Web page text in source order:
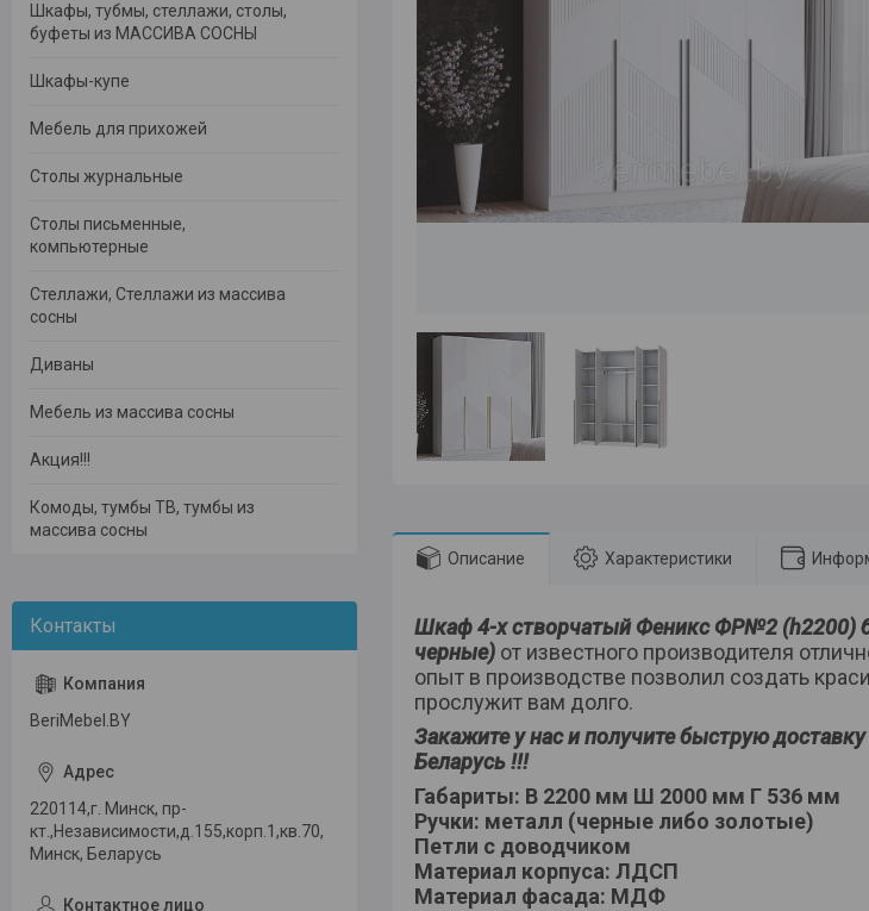
Описание Характеристики
Шкаф 4-x cтворчатый Феникс ФР№2 (h2200)
черные) от известного производителя
опыт в производстве позволил создать
прослужит вам долго.
Закажите у нас и получите быструю
Беларусь !!!
Габариты: В 2200 мм Ш 2000 мм Г 536 мм
Ручки: металл (черные либо золотые)
Петли с доводчиком
Материал корпуса: ЛДСП
Материал фасада: МДФ
Шкафы, тубмы, стеллажи, столы,
буфеты из МАССИВА СОСНЫ
Шкафы-купе
Мебель для прихожей
Столы журнальные
Столы письменные,
компьютерные
Стеллажи, Стеллажи из массива
сосны
Диваны
Мебель из массива сосны
Акция!!!
Комоды, тумбы ТВ, тумбы из
массива сосны
BeriMebel.BY
220114,г. Минск, пр-
кт.,Независимости,д.155,корп.1,кв.70,
Минск, Беларусь